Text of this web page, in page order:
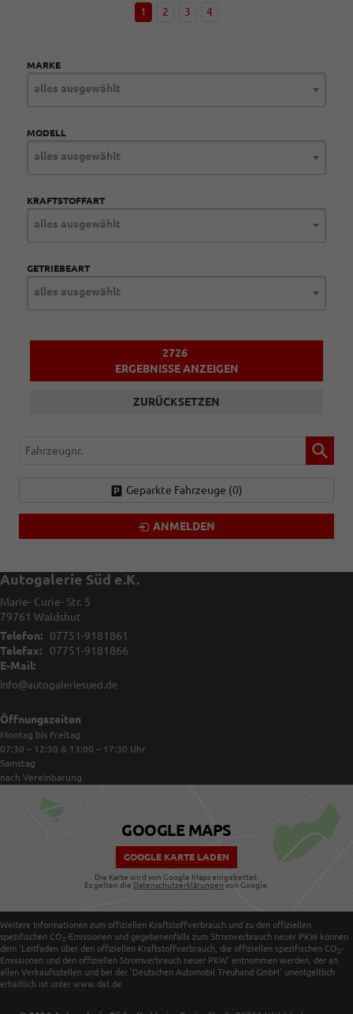
1 2 3 4
MARKE
alles ausgewählt
MODELL
alles ausgewählt
KRAFTSTOFFART
alles ausgewählt
GETRIEBEART
alles ausgewählt
2726
ERGEBNISSE ANZEIGEN
ZURÜCKSETZEN
Fahrzeugnr.
Geparkte Fahrzeuge (0)
ANMELDEN
Autogalerie Süd e.K.
Marie- Curie- Str. 5
79761 Waldshut
Telefon:
07751-9181861
Telefax:
07751-9181866
E-Mail:
info@autogaleriesued.de
Öffnungszeiten
Montag bis Freitag
07:30 – 12:30 & 13:00 – 17:30 Uhr
Samstag
nach Vereinbarung
GOOGLE MAPS
GOOGLE KARTE LADEN
Die Karte wird von Google Maps eingebettet.
Es gelten die Datenschutzerklärungen von Google.
Weitere Informationen zum offiziellen Kraftstoffverbrauch und zu den offiziellen
spezifischen CO 2-Emissionen und gegebenenfalls zum Stromverbrauch neuer PKW können
dem 'Leitfaden über den offiziellen Kraftstoffverbrauch, die offiziellen spezifischen CO 2-
Emissionen und den offiziellen Stromverbrauch neuer PKW' entnommen werden, der an
allen Verkaufsstellen und bei der 'Deutschen Automobil Treuhand GmbH' unentgeltlich
erhältlich ist unter www.dat.de.